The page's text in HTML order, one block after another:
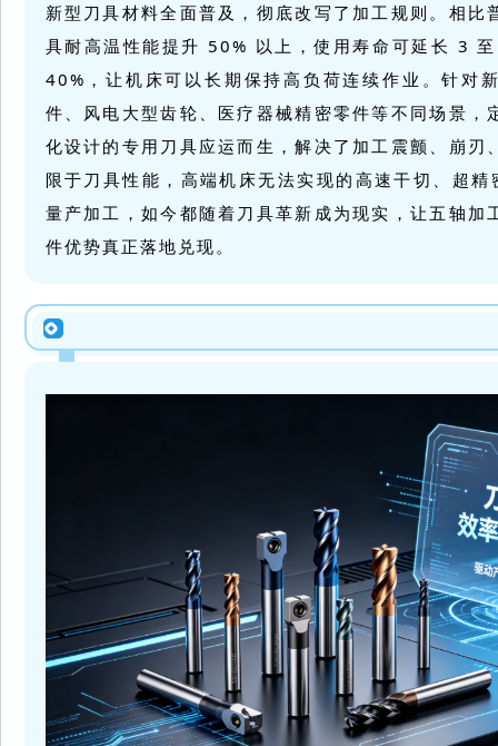
新型刀具材料全面普及，彻底改写了加工规则。相比
具耐高温性能提升 50% 以上，使用寿命可延长 3
40%，让机床可以长期保持高负荷连续作业。针对
件、风电大型齿轮、医疗器械精密零件等不同场景，
化设计的专用刀具应运而生，解决了加工震颤、崩刃
限于刀具性能，高端机床无法实现的高速干切、 超精
量产加工，如今都随着刀具革新成为现实，让五轴加
件优势真正落地兑现。